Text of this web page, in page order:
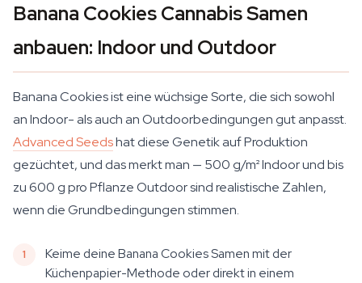
Banana Cookies Cannabis Samen
anbauen: Indoor und Outdoor
Banana Cookies ist eine wüchsige Sorte, die sich sowohl
an Indoor- als auch an Outdoorbedingungen gut anpasst.
Advanced Seedshat diese Genetik auf Produktion
gezüchtet, und das merkt man — 500 g/m² Indoor und bis
zu 600 g pro Pflanze Outdoor sind realistische Zahlen,
wenn die Grundbedingungen stimmen.
Keime deine Banana Cookies Samen mit der
Küchenpapier-Methode oder direkt in einem